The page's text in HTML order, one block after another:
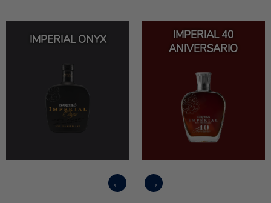
IMPERIAL ONYX
IMPERIAL 40
ANIVERSARIO